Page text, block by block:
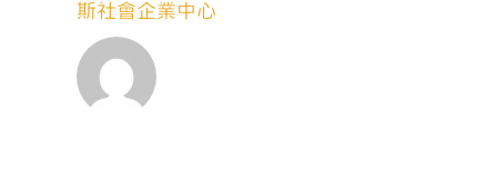
斯社會企業中心